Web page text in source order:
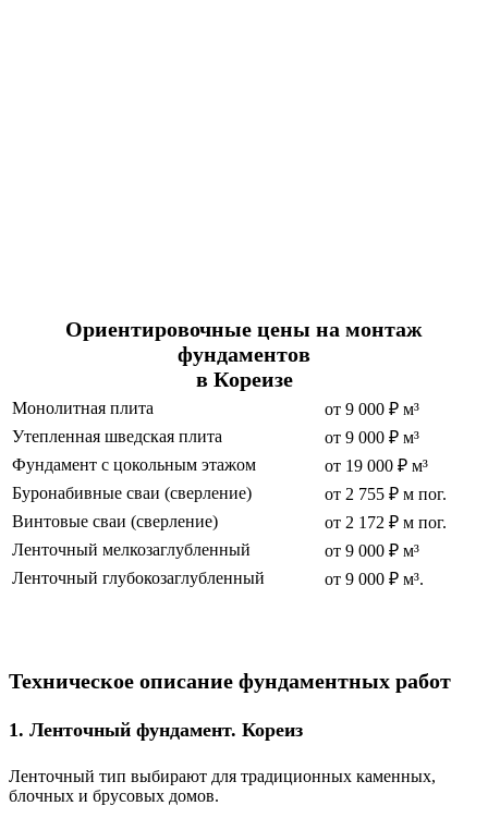
Ориентировочные цены на монтаж
фундаментов
в Кореизе
Монолитная плита
от 9 000 ₽ м³
Утепленная шведская плита
от 9 000 ₽ м³
Фундамент с цокольным этажом
от 19 000 ₽ м³
Буронабивные сваи (сверление)
от 2 755 ₽ м пог.
Винтовые сваи (сверление)
от 2 172 ₽ м пог.
Ленточный мелкозаглубленный
от 9 000 ₽ м³
Ленточный глубокозаглубленный
от 9 000 ₽ м³.
Техническое описание фундаментных работ
1. Ленточный фундамент. Кореиз
Ленточный тип выбирают для традиционных каменных,
блочных и брусовых домов.